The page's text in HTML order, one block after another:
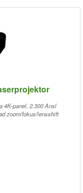
4K-panel, 2.300 Ansl
zoom/fokus/lensshift